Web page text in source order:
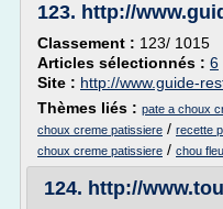
123. http://
Classement : 123/ 1015
Articles sélectionnés : 6
Site : http://www.guide-
Thèmes liés : pate a choux
choux creme patissiere / recette
choux creme patissiere / chou
124. http://